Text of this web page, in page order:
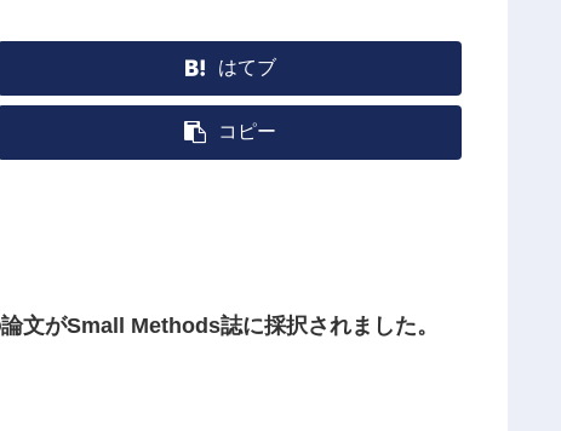
はてブ
コピー
文がSmall Methods誌に採択されました。